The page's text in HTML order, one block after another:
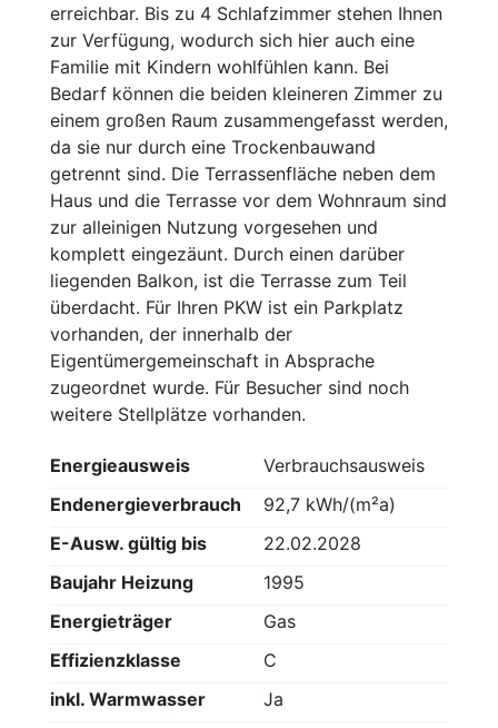
erreichbar. Bis zu 4 Schlafzimmer stehen Ihnen
zur Verfügung, wodurch sich hier auch eine
Familie mit Kindern wohlfühlen kann. Bei
Bedarf können die beiden kleineren Zimmer zu
einem großen Raum zusammengefasst werden,
da sie nur durch eine Trockenbauwand
getrennt sind. Die Terrassenfläche neben dem
Haus und die Terrasse vor dem Wohnraum sind
zur alleinigen Nutzung vorgesehen und
komplett eingezäunt. Durch einen darüber
liegenden Balkon, ist die Terrasse zum Teil
überdacht. Für Ihren PKW ist ein Parkplatz
vorhanden, der innerhalb der
Eigentümergemeinschaft in Absprache
zugeordnet wurde. Für Besucher sind noch
weitere Stellplätze vorhanden.
Energieausweis
Verbrauchsausweis
Endenergieverbrauch
92,7 kWh/(m²a)
E-Ausw. gültig bis
22.02.2028
Baujahr Heizung
1995
Energieträger
Gas
Effizienzklasse
C
inkl. Warmwasser
Ja